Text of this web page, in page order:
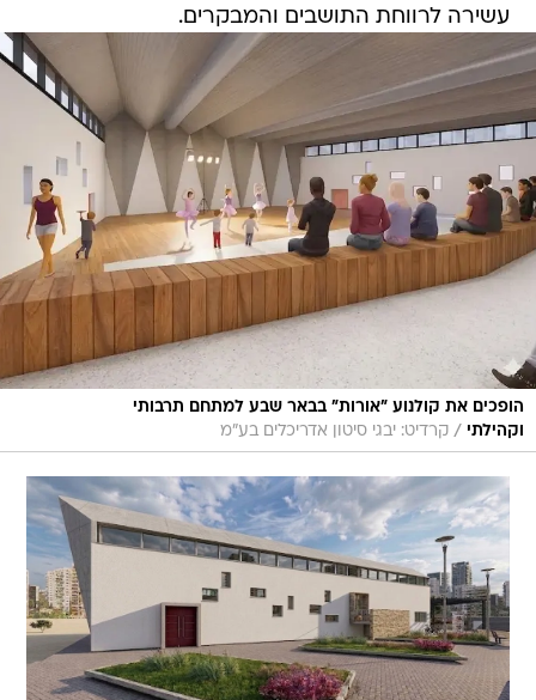
עשירה לרווחת התושבים והמבקרים.
הופכים את קולנוע "אורות" בבאר שבע למתחם תרבותי
וקהילתי / קרדיט: יבגי סיטון אדריכלים בע"מ